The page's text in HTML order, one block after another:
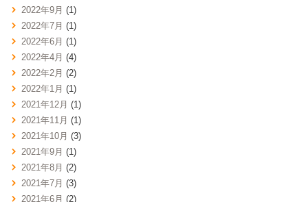
2022年9月 (1)
2022年7月 (1)
2022年6月 (1)
2022年4月 (4)
2022年2月 (2)
2022年1月 (1)
2021年12月 (1)
2021年11月 (1)
2021年10月 (3)
2021年9月 (1)
2021年8月 (2)
2021年7月 (3)
2021年6月 (2)